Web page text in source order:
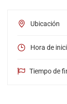
Ubicación
Hora de
Tiempo de